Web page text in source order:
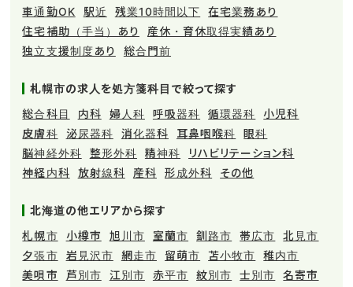
車通勤OK
駅近 残業10時間以下
在宅業務あり
住宅補助（手当）あり
産休・育休取得実績あり
独立支援制度あり
総合門前
札幌市の求人を処方箋科目で絞って探す
総合科目
内科 婦人科 呼吸器科 循環器科
小児科
皮膚科
泌尿器科 消化器科 耳鼻咽喉科
眼科
脳神経外科
整形外科 精神科
リハビリテーション科
神経内科
放射線科 産科 形成外科 その他
北海道の他エリアから探す
札幌市
小樽市 旭川市 室蘭市 釧路市 帯広市
北見市
夕張市
岩見沢市 網走市 留萌市 苫小牧市
稚内市
美唄市
芦別市 江別市 赤平市 紋別市 士別市
名寄市